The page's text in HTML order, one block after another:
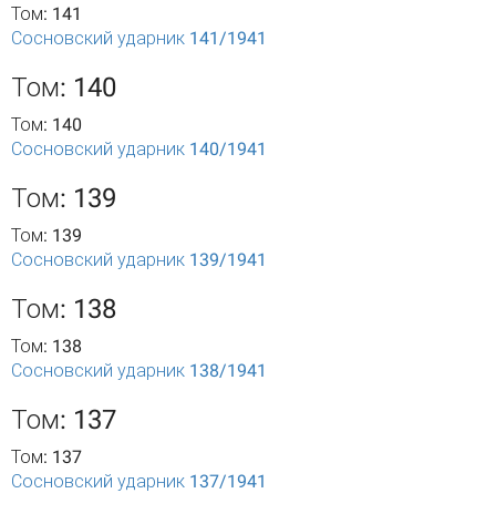
Том: 141
Сосновский ударник 141/1941
Том: 140
Том: 140
Сосновский ударник 140/1941
Том: 139
Том: 139
Сосновский ударник 139/1941
Том: 138
Том: 138
Сосновский ударник 138/1941
Том: 137
Том: 137
Сосновский ударник 137/1941